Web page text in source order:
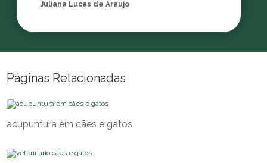
Juliana Lucas de Araujo
Páginas Relacionadas
acupuntura em cães e gatos